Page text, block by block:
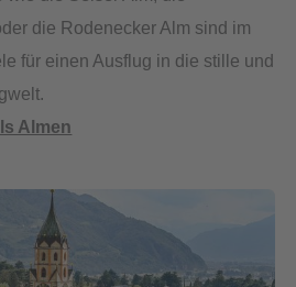
die Rodenecker Alm sind im
für einen Ausflug in die stille und
Almen